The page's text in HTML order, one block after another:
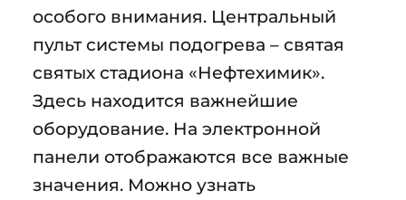
особого внимания. Центральный
пульт системы подогрева – святая
святых стадиона «Нефтехимик».
Здесь находится важнейшие
оборудование. На электронной
панели отображаются все важные
значения. Можно узнать